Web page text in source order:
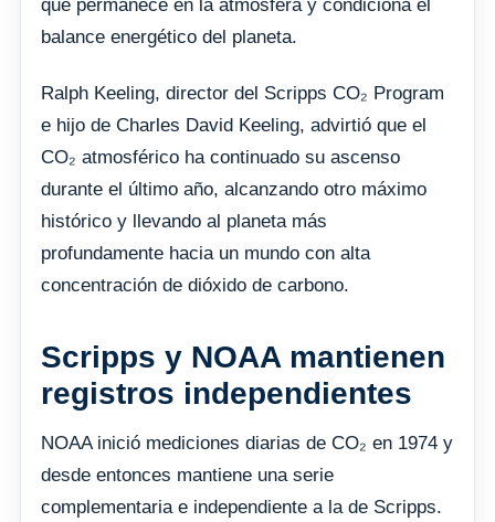
que permanece en la atmósfera y condiciona el
balance energético del planeta.
Ralph Keeling, director del Scripps CO₂ Program
e hijo de Charles David Keeling, advirtió que el
CO₂ atmosférico ha continuado su ascenso
durante el último año, alcanzando otro máximo
histórico y llevando al planeta más
profundamente hacia un mundo con alta
concentración de dióxido de carbono.
Scripps y NOAA mantienen
registros independientes
NOAA inició mediciones diarias de CO₂ en 1974 y
desde entonces mantiene una serie
complementaria e independiente a la de Scripps.